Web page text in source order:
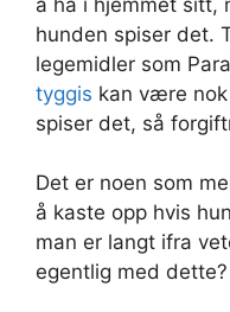
hunden spiser det.
legemidler som
tyggis kan være
spiser det, så
Det er noen som
å kaste opp hvis
man er langt ifra
egentlig med dette?